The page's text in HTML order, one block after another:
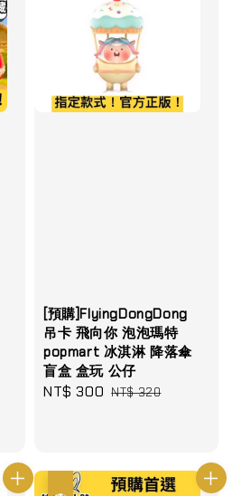
[預購]FlyingDongDong
吊卡 飛向你 泡泡瑪特
popmart 冰淇淋 降落傘
盲盒 盒玩 公仔
Sale
NT$ 300 Regular
NT$ 320